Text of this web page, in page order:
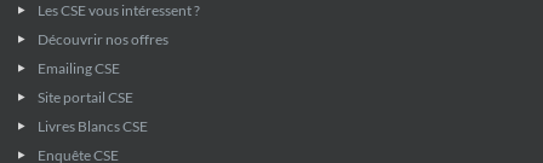
Les CSE vous intéressent ?
Découvrir nos offres
Emailing CSE
Site portail CSE
Livres Blancs CSE
Enquête CSE